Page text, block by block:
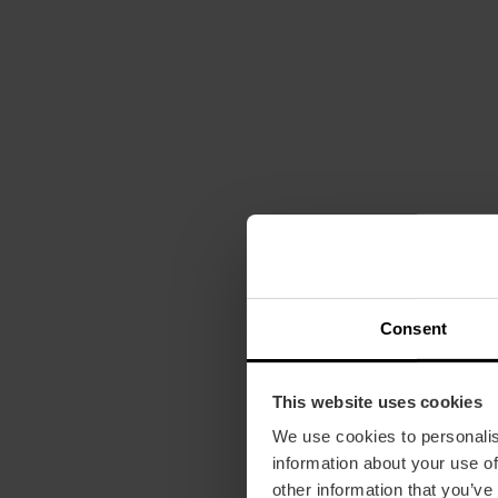
Consent
This website uses cookies
We use cookies to
information about your use
other information that